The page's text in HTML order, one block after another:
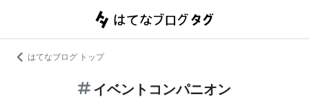
はてなブログ トップ
イベントコンパニオン